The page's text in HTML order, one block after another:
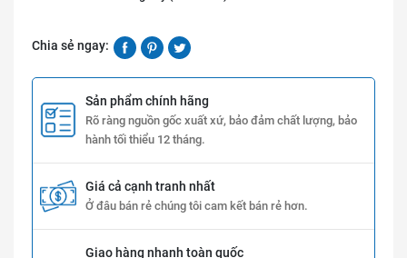
Chia sẻ ngay:
Sản phẩm chính hãng
Rõ ràng nguồn gốc xuất xứ, bảo đảm chất lượng, bảo
hành tối thiểu 12 tháng.
Giá cả cạnh tranh nhất
Ở đâu bán rẻ chúng tôi cam kết bán rẻ hơn.
Giao hàng nhanh toàn quốc